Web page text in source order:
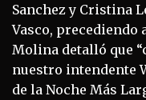
Sanchez y Cristina
Vasco, precediendo
Molina detalló que
nuestro intendente
de la Noche Más